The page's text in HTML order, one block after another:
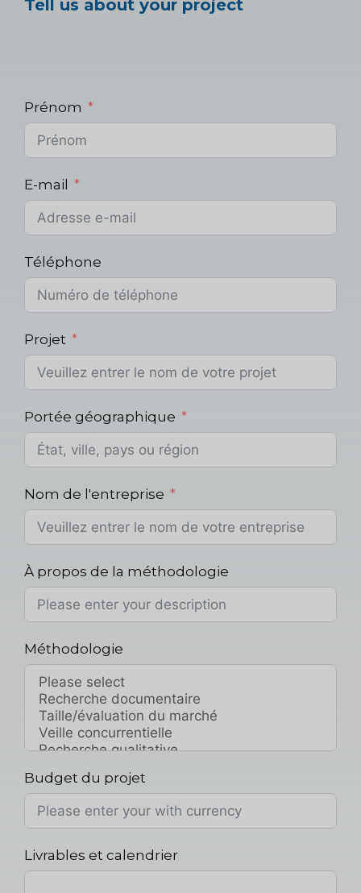
Tell us about your project
Prénom
E-mail
Téléphone
Projet
Portée géographique
Nom de l'entreprise
À propos de la méthodologie
Méthodologie
Budget du projet
Livrables et calendrier